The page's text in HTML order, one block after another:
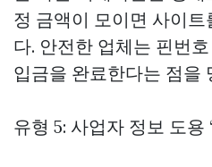
정 금액이 모이면 사이
다. 안전한 업체는 핀번
입금을 완료한다는 점을
유형 5: 사업자 정보 도용